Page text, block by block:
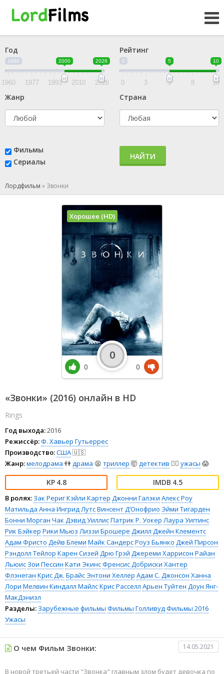
Год
1960 2000 2026
1960 1977 1993 2010 2026
Рейтинг
0 5 10
0 3 5 8 10
Жанр Страна
Фильмы
Сериалы
НАЙТИ
Лордфильм » Звонки
«Звонки» (2016) онлайн в HD
Rings
Год выхода:2016
Режиссёр:Ф. Хавьер Гутьеррес
Производство:США🇺🇸
Жанр:мелодрама 👫драма 😫 триллер 🤯детектив 🕵️‍♂️ ужасы 😱
4.8 4.5
В ролях: Зак РеригКэйли Картер Джонни Галэки Алекс Роу
Матильда Анна Ингрид ЛутсВинсент Д’Онофрио Эйми Тигарден
Бонни Морган Чак Дэвид УиллисПатрик Р. Уокер Лаура Уиггинс
Рик Бэйкер Рики Мьюз Лиззи Брошере Джилл Джейн Клементс
Адам Фристо Дейв Блеми Майк СандерсРоуз Бьянко Джей Пирсон
Рэндолл Тейлор Карен Сизей Дрю Грэй Джереми Харрисон Райан
Льюис Зои Пессин Кати ЭкинсФренсис Добриски Хантер
Флэнеган Крис Дж. Брайс Энтони Хеллер Адам С. Джонсон Ханна
Лори Мелвин Киндалл МайлсКрис Расселл Арьен Туйтен Доун Янг-
МакДэниэл
Разделы: Зарубежные фильмы Фильмы ГолливудФильмы 2016
Ужасы
Хорошее (HD)
0
0
0
О чем Фильм Звонки: 14.05.2021
В новой третьей части "Звонка" главным злом будет девочка по